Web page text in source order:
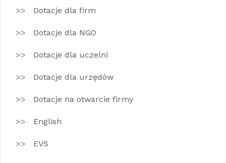
Dotacje dla firm
Dotacje dla NGO
Dotacje dla uczelni
Dotacje dla urzędów
Dotacje na otwarcie firmy
English
EVS